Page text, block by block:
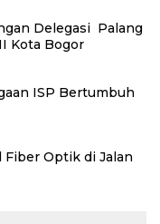
Delegasi Palang
Kota Bogor
ISP Bertumbuh
Fiber Optik di Jalan